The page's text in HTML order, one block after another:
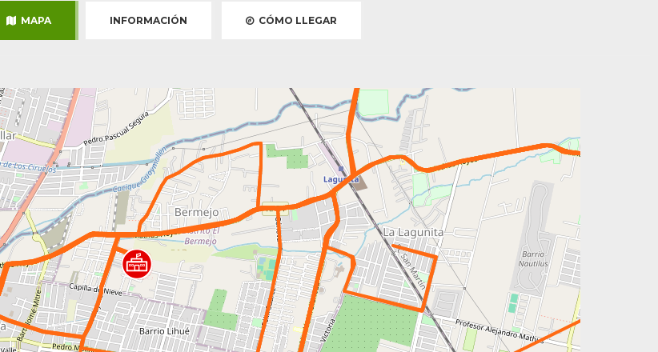
MAPA INFORMACIÓN CÓMO LLEGAR